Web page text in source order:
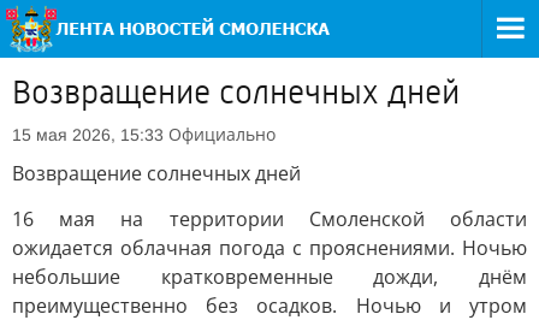
Возвращение солнечных дней
15 мая 2026, 15:33 Официально
Возвращение солнечных дней
16 мая на территории Смоленской области
ожидается облачная погода с прояснениями. Ночью
небольшие кратковременные дожди, днём
преимущественно без осадков. Ночью и утром